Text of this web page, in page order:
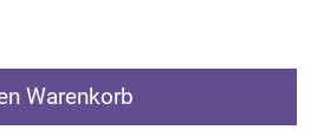
Warenkorb